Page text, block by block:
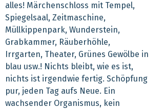
alles! Märchenschloss mit Tempel,
Spiegelsaal, Zeitmaschine,
Müllkippenpark, Wunderstein,
Grabkammer, Räuberhöhle,
Irrgarten, Theater, Grünes Gewölbe in
blau usw.! Nichts bleibt, wie es ist,
nichts ist irgendwie fertig. Schöpfung
pur, jeden Tag aufs Neue. Ein
wachsender Organismus, kein